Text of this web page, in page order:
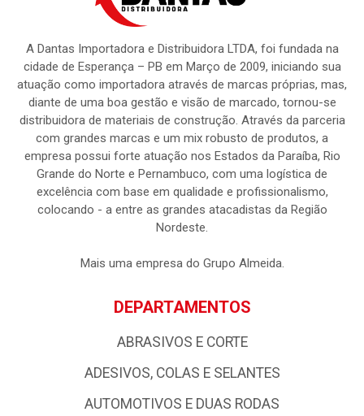
A Dantas Importadora e Distribuidora LTDA, foi fundada na
cidade de Esperança – PB em Março de 2009, iniciando sua
atuação como importadora através de marcas próprias, mas,
diante de uma boa gestão e visão de marcado, tornou-se
distribuidora de materiais de construção. Através da parceria
com grandes marcas e um mix robusto de produtos, a
empresa possui forte atuação nos Estados da Paraíba, Rio
Grande do Norte e Pernambuco, com uma logística de
excelência com base em qualidade e profissionalismo,
colocando - a entre as grandes atacadistas da Região
Nordeste.
Mais uma empresa do Grupo Almeida.
DEPARTAMENTOS
ABRASIVOS E CORTE
ADESIVOS, COLAS E SELANTES
AUTOMOTIVOS E DUAS RODAS